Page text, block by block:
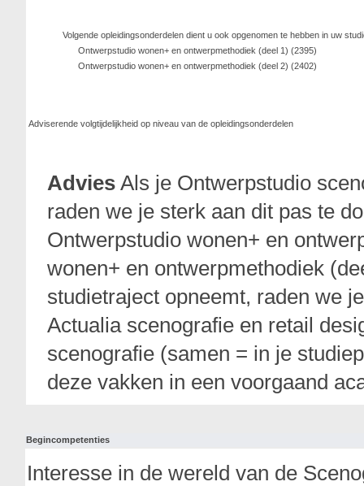
Volgende opleidingsonderdelen dient u ook opgenomen te hebben in uw
Ontwerpstudio wonen+ en ontwerpmethodiek (deel 1) (2395)
Ontwerpstudio wonen+ en ontwerpmethodiek (deel 2) (2402)
Adviserende volgtijdelijkheid op niveau van de opleidingsonderdelen
Advies Als je Ontwerpstudio
raden we je sterk aan dit pas te
Ontwerpstudio wonen+ en
wonen+ en ontwerpmethodiek
studietraject opneemt, raden we
Actualia scenografie en retail
scenografie (samen = in je
deze vakken in een voorgaand
Begincompetenties
Interesse in de wereld van de